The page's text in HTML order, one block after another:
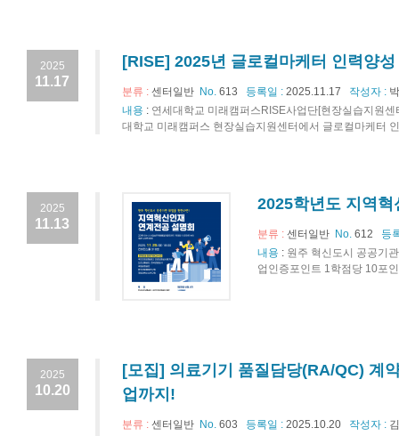
2025
11.17
[RISE] 2025년 글로컬마케터 인력양
분류 : 센터일반 No. 613 등록일 : 2025.11.17 작성자 :
내용 : 연세대학교 미래캠퍼스RISE사업단[현장실습지원
대학교 미래캠퍼스 현장실습지원센터에서 글로컬마케터
2025
11.13
2025학년도 지역
분류 : 센터일반 No. 612
등
내용 : 원주 혁신도시 공공기
업인증포인트 1학점당 10포
2025
10.20
[모집] 의료기기 품질담당(RA/QC) 계
업까지!
분류 : 센터일반 No. 603 등록일 : 2025.10.20 작성자 :